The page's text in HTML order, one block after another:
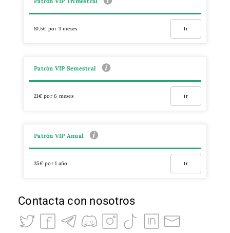
10,5€ por 3 meses Ir
Patrón VIP Semestral
21€ por 6 meses Ir
Patrón VIP Anual
35€ por 1 año Ir
Contacta con nosotros